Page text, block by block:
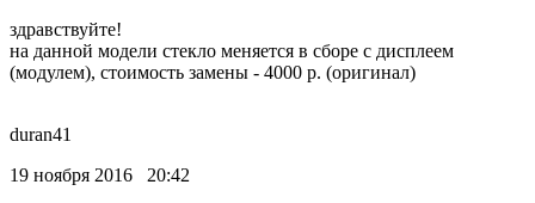
здравствуйте!
на данной модели стекло меняется в сборе с дисплеем
(модулем), стоимость замены - 4000 р. (оригинал)
duran41
19 ноября 2016 20:42